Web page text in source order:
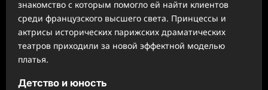
знакомство с которым помогло ей найти клиентов
среди французского высшего света. Принцессы и
актрисы исторических парижских драматических
театров приходили за новой эффектной моделью
платья.
Детство и юность